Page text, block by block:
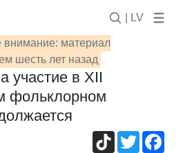
| LV
внимание: материал
шесть лет назад
участие в XII
фольклорном
TikTokTwitter